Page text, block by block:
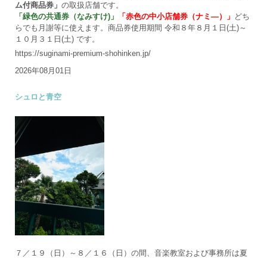
ム付商品券」 の取扱店舗です。
「緑色の共通券（なみすけ)」
「赤色の中小店舗券（ナミ―）」 どち
らでも月謝等に使えます。商品券使用期間 令和８年８月１日(土)～
１０月３１日(土) です。
https://suginami-premium-shohinken.jp/
2026年08月01日
シュロと青空
７／１９（日）～８／１６（日）の間、音楽教室および事務所は夏